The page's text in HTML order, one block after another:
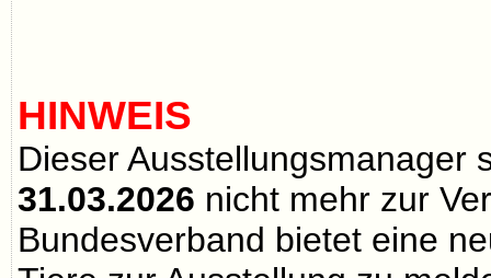
HINWEIS
Dieser Ausstellungsmanager
31.03.2026 nicht mehr zur
Bundesverband bietet eine